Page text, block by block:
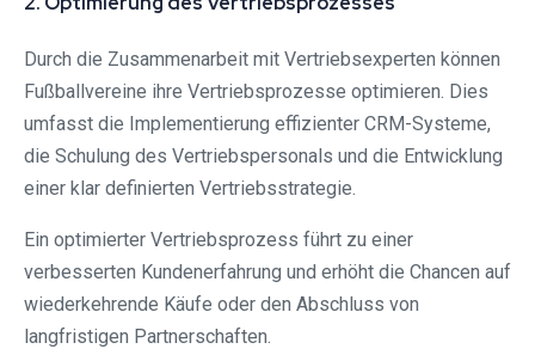
Durch die Zusammenarbeit mit Vertriebsexperten können
Fußballvereine ihre Vertriebsprozesse optimieren. Dies
umfasst die Implementierung effizienter CRM-Systeme,
die Schulung des Vertriebspersonals und die Entwicklung
einer klar definierten Vertriebsstrategie.
Ein optimierter Vertriebsprozess führt zu einer
verbesserten Kundenerfahrung und erhöht die Chancen auf
wiederkehrende Käufe oder den Abschluss von
langfristigen Partnerschaften.